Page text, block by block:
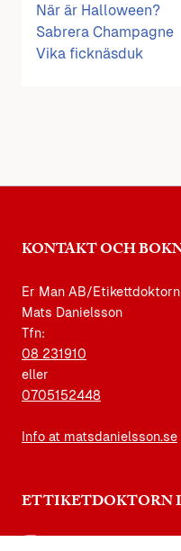
När är Halloween?
Sabrera Champagne
Vika ficknäsduk
KONTAKT OCH
Er Man AB/Etikettdoktorn
Mats Danielsson
Tfn:
08 231910
eller
0705152448
Info at matsdanielsson.se
ETTIKETDOKTORN